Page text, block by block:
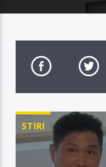
STIRI